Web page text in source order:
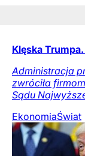
Klęska
Administracja
zwróciła
Sądu
EkonomiaŚwiat